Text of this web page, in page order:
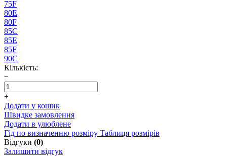
75F
80E
80F
85C
85E
85F
90C
Кількість:
−
+
Додати у кошик
Швидке замовлення
Додати в улюблене
Гід по визначенню розміру Таблиця розмірів
Відгуки (0)
Залишити відгук